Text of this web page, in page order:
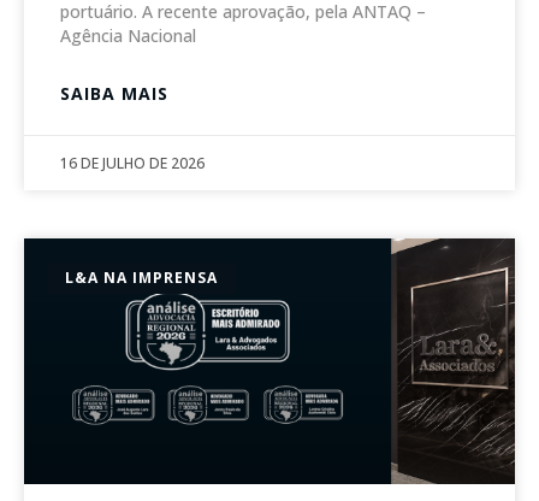
portuário. A recente aprovação, pela ANTAQ –
Agência Nacional
SAIBA MAIS
16 DE JULHO DE 2026
L&A NA IMPRENSA